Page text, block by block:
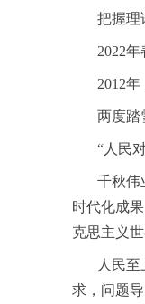
把握理
2022年
2012年
两度踏
“人民对
千秋伟业
时代化成
克思主义
人民至上
求，问题